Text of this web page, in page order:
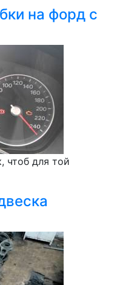
на форд с
чтоб для той